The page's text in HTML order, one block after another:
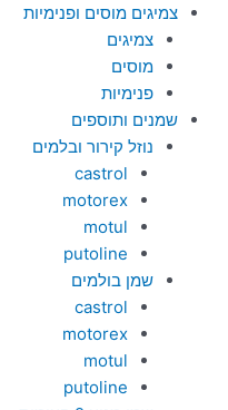
צמיגים מוסים ופנימיות
צמיגים
מוסים
פנימיות
שמנים ותוספים
נוזל קירור ובלמים
castrol
motorex
motul
putoline
שמן בולמים
castrol
motorex
motul
putoline